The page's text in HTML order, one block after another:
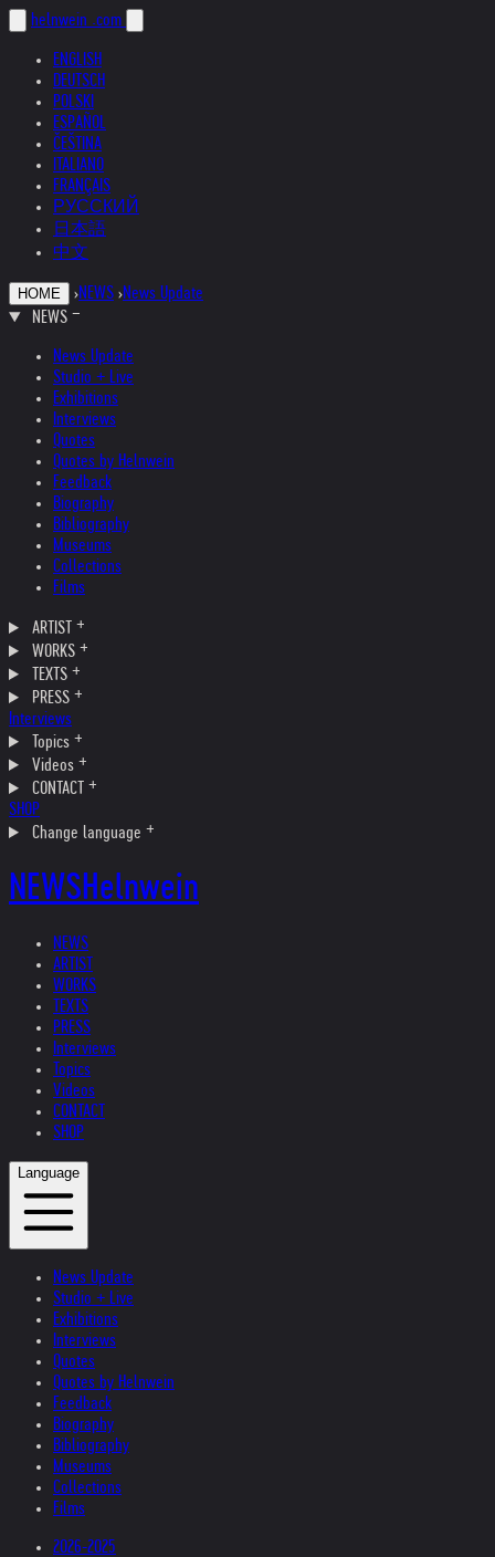
helnwein .com
ENGLISH
DEUTSCH
POLSKI
ESPAÑOL
ČEŠTINA
ITALIANO
FRANÇAIS
РУССКИЙ
日本語
中文
HOME ›NEWS ›News Update
NEWS
News Update
Studio + Live
Exhibitions
Interviews
Quotes
Quotes by Helnwein
Feedback
Biography
Bibliography
Museums
Collections
Films
ARTIST
WORKS
TEXTS
PRESS
Interviews
Topics
Videos
CONTACT
SHOP
Change language
NEWSHelnwein
NEWS
ARTIST
WORKS
TEXTS
PRESS
Interviews
Topics
Videos
CONTACT
SHOP
Language
News Update
Studio + Live
Exhibitions
Interviews
Quotes
Quotes by Helnwein
Feedback
Biography
Bibliography
Museums
Collections
Films
2026-2025